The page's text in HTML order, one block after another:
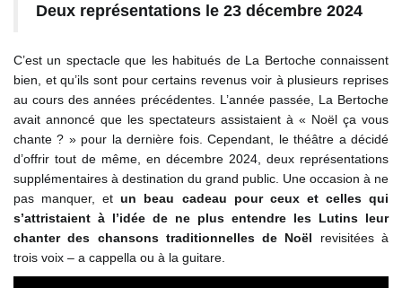
Deux représentations le 23 décembre 2024
C’est un spectacle que les habitués de La Bertoche connaissent
bien, et qu’ils sont pour certains revenus voir à plusieurs reprises
au cours des années précédentes. L’année passée, La Bertoche
avait annoncé que les spectateurs assistaient à « Noël ça vous
chante ? » pour la dernière fois. Cependant, le théâtre a décidé
d’offrir tout de même, en décembre 2024, deux représentations
supplémentaires à destination du grand public. Une occasion à ne
pas manquer, etun beau cadeau pour ceux et celles qui
s’attristaient à l’idée de ne plus entendre les Lutins leur
chanter des chansons traditionnelles de Noël revisitées à
trois voix – a cappella ou à la guitare.